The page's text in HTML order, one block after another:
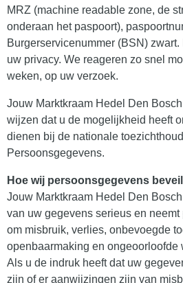
MRZ (machine readable zone, de
onderaan het paspoort),
Burgerservicenummer (BSN)
uw privacy. We reageren zo snel
weken, op uw verzoek.
Jouw Marktkraam Hedel Den
wijzen dat u de mogelijkheid heeft
dienen bij de nationale
Persoonsgegevens.
Hoe wij persoonsgegevens
Jouw Marktkraam Hedel Den
van uw gegevens serieus en
om misbruik, verlies, onbevoegde
openbaarmaking en ongeoorloofde
Als u de indruk heeft dat uw
zijn of er aanwijzingen zijn van